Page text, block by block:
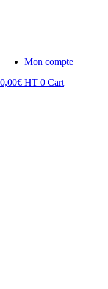
Mon compte
0,00€ HT 0 Cart